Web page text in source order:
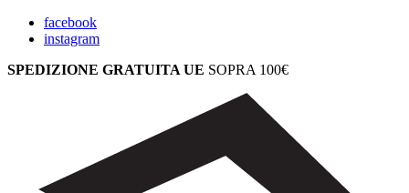
facebook
instagram
SPEDIZIONE GRATUITA UE SOPRA 100€